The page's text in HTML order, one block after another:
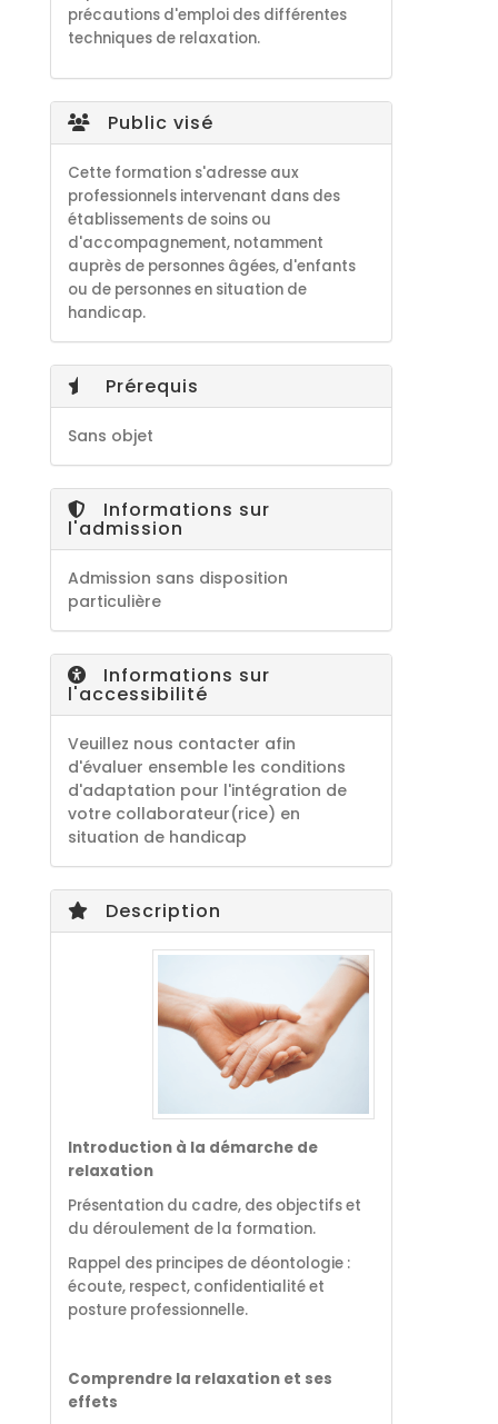
précautions d'emploi des différentes
techniques de relaxation.
Public visé
Cette formation s'adresse aux
professionnels intervenant dans des
établissements de soins ou
d'accompagnement, notamment
auprès de personnes âgées, d'enfants
ou de personnes en situation de
handicap.
Prérequis
Sans objet
Informations sur
l'admission
Admission sans disposition
particulière
Informations sur
l'accessibilité
Veuillez nous contacter afin
d'évaluer ensemble les conditions
d'adaptation pour l'intégration de
votre collaborateur(rice) en
situation de handicap
Description
Introduction à la démarche de
relaxation
Présentation du cadre, des objectifs et
du déroulement de la formation.
Rappel des principes de déontologie :
écoute, respect, confidentialité et
posture professionnelle.
Comprendre la relaxation et ses
effets